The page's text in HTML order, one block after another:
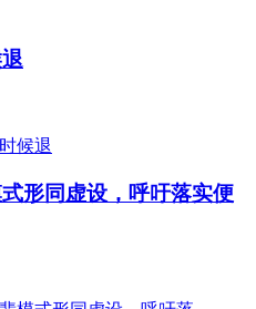
形同虚设，呼吁落实便